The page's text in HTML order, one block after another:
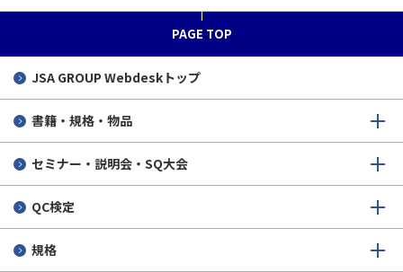
WTO/TBT通報 団体規格情報
作業計画の公表
作業計画の公表
日本鉄鋼連盟
製品安全協会
意見受付公告
日本鉄鋼連盟
製品安全協会
制定された規格の公表
日本鉄鋼連盟
JISマーク表示制度
ISOlutions 利用登録
国際会議出席旅費の補助事業（JKA補助事業）
ISO/IEC国際標準化人材育成講座（通称ヤンプロ）
ルール形成戦略研修
IEC活動推進会議
国際標準化協議会
ISO GDへの登録
PAGE TOP
JSA GROUP Webdeskトップ
書籍・規格・物品
セミナー・説明会・SQ大会
QC検定
規格